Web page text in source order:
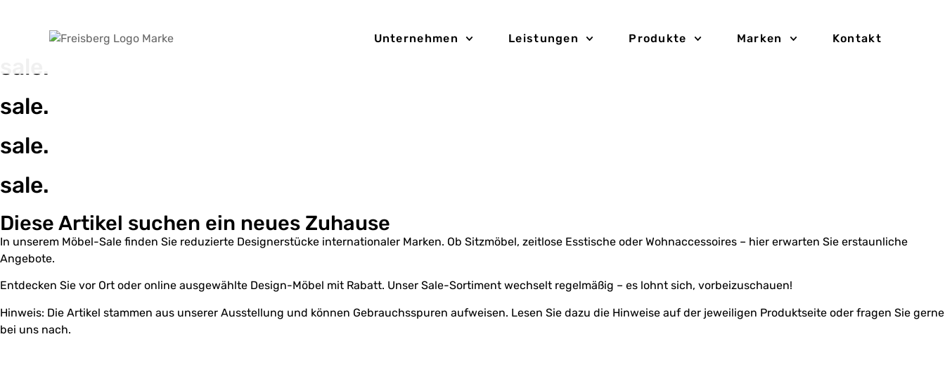
Unternehmen Leistungen Produkte Marken Kontakt
sale.
sale.
sale.
sale.
Diese Artikel suchen ein neues Zuhause
In unserem Möbel-Sale finden Sie reduzierte Designerstücke internationaler Marken. Ob Sitzmöbel, zeitlose Esstische oder Wohnaccessoires – hier erwarten Sie erstaunliche
Angebote.
Entdecken Sie vor Ort oder online ausgewählte Design-Möbel mit Rabatt. Unser Sale-Sortiment wechselt regelmäßig – es lohnt sich, vorbeizuschauen!
Hinweis: Die Artikel stammen aus unserer Ausstellung und können Gebrauchsspuren aufweisen. Lesen Sie dazu die Hinweise auf der jeweiligen Produktseite oder fragen Sie gerne
bei uns nach.